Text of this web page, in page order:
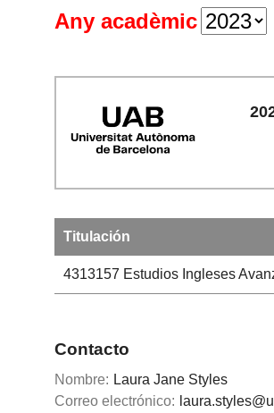
Any acadèmic
Titulación
4313157 Estudios Ingleses
Contacto
Nombre: Laura Jane Styles
Correo electrónico: